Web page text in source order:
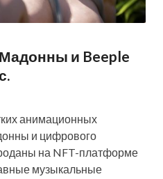
и Beeple
анимационных
и цифрового
на NFT-платформе
музыкальные